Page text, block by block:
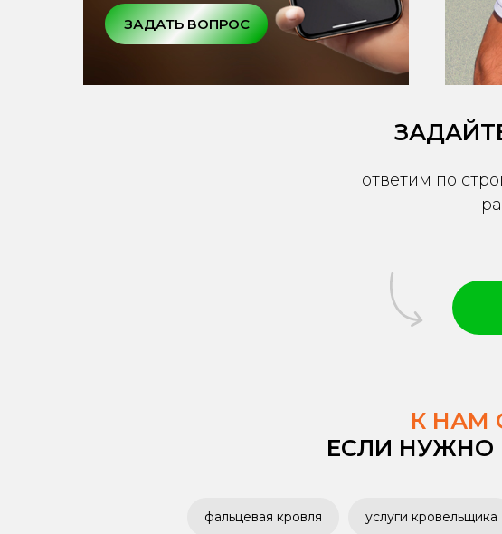
ЗАДАТЬ ВОПРОС
ответим по
К НАМ
ЕСЛИ
фальцевая кровля услуги кровельщика